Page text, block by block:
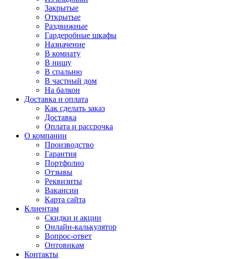
Закрытые
Открытые
Раздвижные
Гардеробные шкафы
Назначение
В комнату
В нишу
В спальню
В частный дом
На балкон
Доставка и оплата
Как сделать заказ
Доставка
Оплата и рассрочка
О компании
Производство
Гарантия
Портфолио
Отзывы
Реквизиты
Вакансии
Карта сайта
Клиентам
Скидки и акции
Онлайн-калькулятор
Вопрос-ответ
Оптовикам
Контакты